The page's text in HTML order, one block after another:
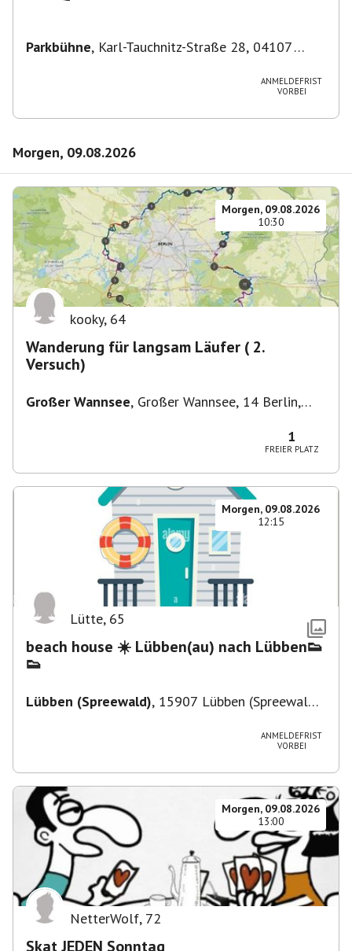
Parkbühne, Karl-Tauchnitz-Straße 28, 04107
ANMELDEFRIST
VORBEI
Morgen, 09.08.2026
Morgen, 09.08.2026
10:30
kooky, 64
Wanderung für langsam Läufer ( 2.
Versuch)
Großer Wannsee, Großer Wannsee, 14 Berlin,
1
FREIER PLATZ
Morgen, 09.08.2026
12:15
Lütte, 65
beach house ☀️ Lübben(au) nach Lübben👟
👟
Lübben (Spreewald), 15907 Lübben (Spreewald),
ANMELDEFRIST
VORBEI
Morgen, 09.08.2026
13:00
NetterWolf, 72
Skat JEDEN Sonntag